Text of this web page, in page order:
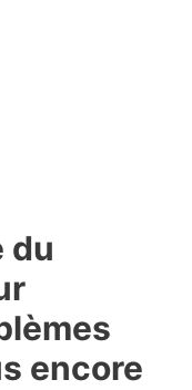
du
encore